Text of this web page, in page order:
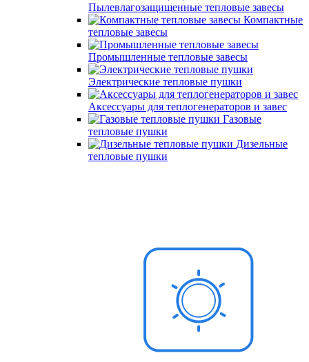
Пылевлагозащищенные тепловые завесы
Компактные
тепловые завесы
Промышленные тепловые завесы
Электрические тепловые пушки
Аксессуары для теплогенераторов и завес
Газовые
тепловые пушки
Дизельные
тепловые пушки